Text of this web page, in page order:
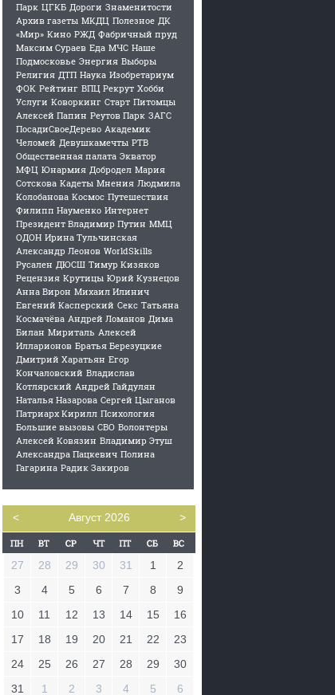
Парк ЦГКБ Дороги Знаменитости
Архив газеты МКДЦ Полезное ДК
«Мир» Кино РЖД Фабричный пруд
Максим Сураев Еда МЧС Наше
Подмосковье Энергия Выборы
Религия ДТП Наука Изобретариум
ФОК Рейтинг ВПЦ Рекрут Хобби
Услуги Коворкинг Старт Питомцы
Алексей Папин Реутов Парк ЗАГС
ПосадиСвоеДерево Академик
Челомей Девушкамечты РТВ
Общественная палата Экватор
МФЦ Юнармия Добродел Мария
Сотскова Кадеты Мнения Людмила
Колобанова Космос Путешествия
Филипп Науменко Интернет
Президент Владимир Путин ММЦ
ОДОН Ирина Тульчинская
Александр Леонов WorldSkills
Русален ДЮСШ Тимур Кизяков
Рецензия Крутицы Юрий Кузнецов
Анна Вирон Михаил Илинич
Евгений Касперский Секс Татьяна
Космачёва Андрей Ломанов Дима
Билан Мириталь Алексей
Илларионов Братья Березуцкие
Дмитрий Харатьян Егор
Кончаловский Владислав
Котлярский Андрей Гайдулян
Наталья Назарова Сергей Цыганов
Патриарх Кирилл Психология
Большие вызовы СВО Волонтеры
Алексей Ковязин Владимир Этуш
Александра Пацкевич Полина
Гагарина Радик Закиров
< Август 2026 >
27 28 29 30 31 1
2
3
4 5 6 7 8
9
10
11 12 13 14 15
16
17
18 19 20 21 22
23
24
25 26 27 28 29
30
31
1 2 3 4 5 6